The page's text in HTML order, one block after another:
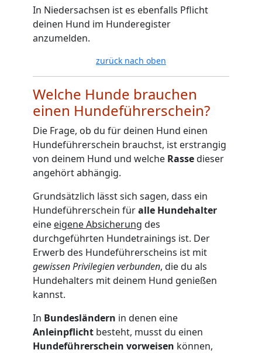
In Niedersachsen ist es ebenfalls Pflicht
deinen Hund im Hunderegister
anzumelden.
zurück nach oben
Welche Hunde brauchen
einen Hundeführerschein?
Die Frage, ob du für deinen Hund einen
Hundeführerschein brauchst, ist erstrangig
von deinem Hund und welche Rassedieser
angehört abhängig.
Grundsätzlich lässt sich sagen, dass ein
Hundeführerschein füralle Hundehalter
eine eigene Absicherung des
durchgeführten Hundetrainings ist. Der
Erwerb des Hundeführerscheins ist mit
gewissen Privilegien verbunden, die du als
Hundehalters mit deinem Hund genießen
kannst.
In Bundesländern in denen eine
Anleinpflicht besteht, musst du einen
Hundeführerschein vorweisen können,